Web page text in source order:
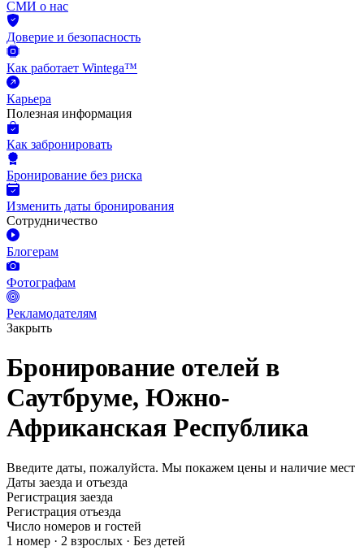
СМИ о нас
Доверие и безопасность
Как работает Wintega™
Карьера
Полезная информация
Как забронировать
Бронирование без риска
Изменить даты бронирования
Сотрудничество
Блогерам
Фотографам
Рекламодателям
Закрыть
Бронирование отелей в
Саутбруме, Южно-
Африканская Республика
Введите даты, пожалуйста. Мы покажем цены и наличие мест
Даты заезда и отъезда
Регистрация заезда
Регистрация отъезда
Число номеров и гостей
1 номер · 2 взрослых · Без детей